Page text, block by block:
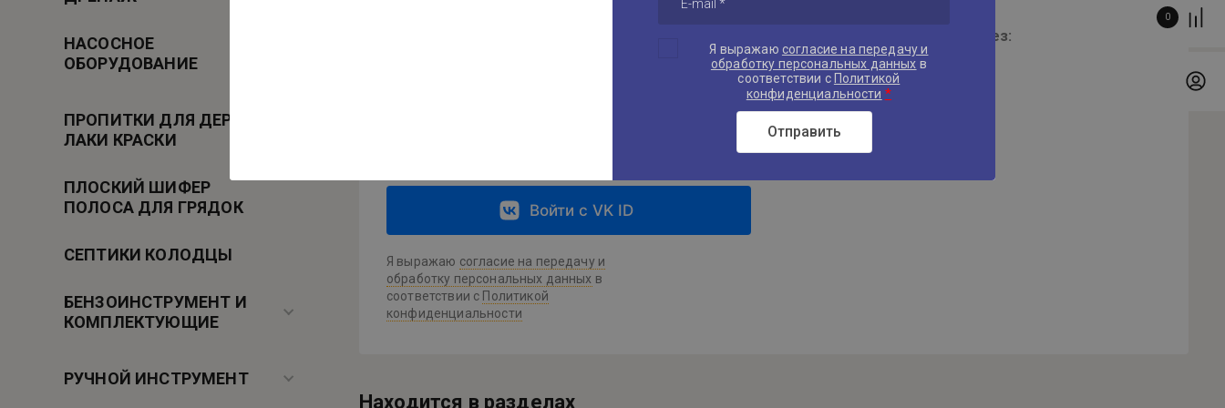
0
НАСОСНОЕ
ОБОРУДОВАНИЕ
ПРОПИТКИ ДЛЯ ДЕРЕВА
ЛАКИ КРАСКИ
ПЛОСКИЙ ШИФЕР
ПОЛОСА ДЛЯ ГРЯДОК
СЕПТИКИ КОЛОДЦЫ
БЕНЗОИНСТРУМЕНТ И
КОМПЛЕКТУЮЩИЕ
РУЧНОЙ ИНСТРУМЕНТ
Также Вы можете войти через:
Войти с VK ID
Я выражаю согласие на передачу и
обработку персональных данных в
соответствии с Политикой
конфиденциальности
Находится в разделах
Я выражаю согласие на передачу и
обработку персональных данных в
соответствии сПолитикой
конфиденциальности *
Отправить